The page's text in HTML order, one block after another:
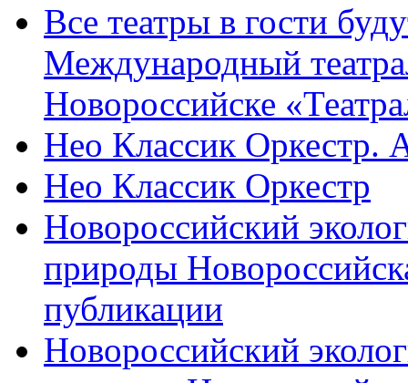
Все театры в гости
Международный
Новороссийске
Нео Классик Оркестр.
Нео Классик Оркестр
Новороссийский
природы
публикации
Новороссийский